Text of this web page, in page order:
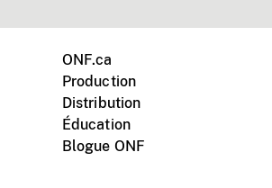
ONF.ca
Production
Distribution
Éducation
Blogue ONF